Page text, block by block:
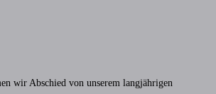
wir Abschied von unserem langjährigen